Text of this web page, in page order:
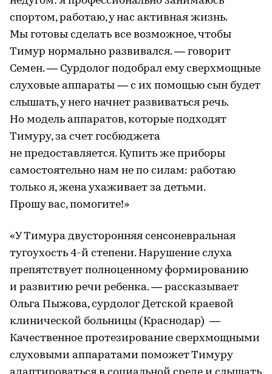
спортом, работаю, у нас активная жизнь.
Мы готовы сделать все возможное, чтобы
Тимур нормально развивался. — говорит
Семен. — Сурдолог подобрал ему сверхмощные
слуховые аппараты — с их помощью сын будет
слышать, у него начнет развиваться речь.
Но модель аппаратов, которые подходят
Тимуру, за счет госбюджета
не предоставляется. Купить же приборы
самостоятельно нам не по силам: работаю
только я, жена ухаживает за детьми.
Прошу вас, помогите!»
«У Тимура двусторонняя сенсоневральная
тугоухость 4-й степени. Нарушение слуха
препятствует полноценному формированию
и развитию речи ребенка. — рассказывает
Ольга Пыжова, сурдолог Детской краевой
клинической больницы (Краснодар) —
Качественное протезирование сверхмощными
слуховыми аппаратами поможет Тимуру